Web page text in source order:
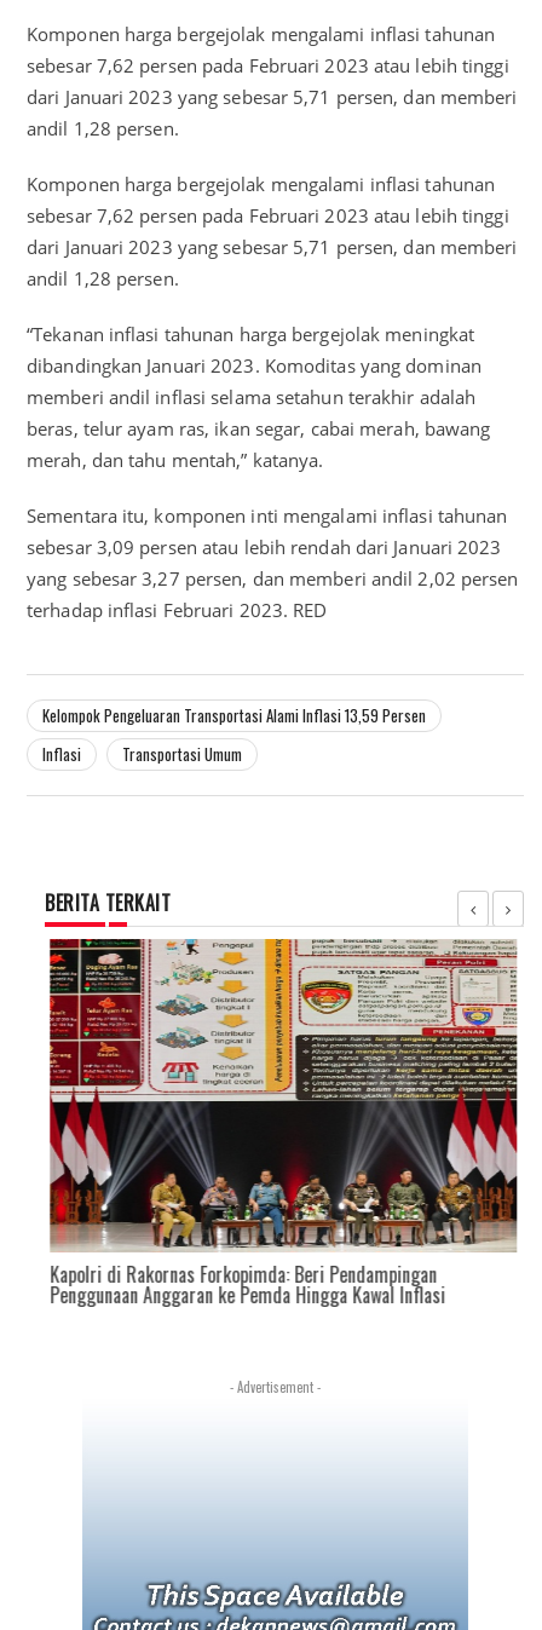
Komponen harga bergejolak mengalami inflasi tahunan
sebesar 7,62 persen pada Februari 2023 atau lebih tinggi
dari Januari 2023 yang sebesar 5,71 persen, dan memberi
andil 1,28 persen.
Komponen harga bergejolak mengalami inflasi tahunan
sebesar 7,62 persen pada Februari 2023 atau lebih tinggi
dari Januari 2023 yang sebesar 5,71 persen, dan memberi
andil 1,28 persen.
“Tekanan inflasi tahunan harga bergejolak meningkat
dibandingkan Januari 2023. Komoditas yang dominan
memberi andil inflasi selama setahun terakhir adalah
beras, telur ayam ras, ikan segar, cabai merah, bawang
merah, dan tahu mentah,” katanya.
Sementara itu, komponen inti mengalami inflasi tahunan
sebesar 3,09 persen atau lebih rendah dari Januari 2023
yang sebesar 3,27 persen, dan memberi andil 2,02 persen
terhadap inflasi Februari 2023. RED
Kelompok Pengeluaran Transportasi Alami Inflasi 13,59 Persen
Inflasi
Transportasi Umum
BERITA TERKAIT
Kapolri di Rakornas Forkopimda: Beri Pendampingan
Penggunaan Anggaran ke Pemda Hingga Kawal Inflasi
- Advertisement -